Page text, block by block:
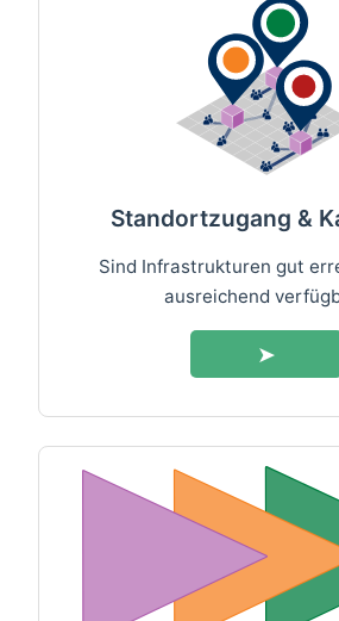
Standortzugang &
Sind Infrastrukturen gut
ausreichend
➤